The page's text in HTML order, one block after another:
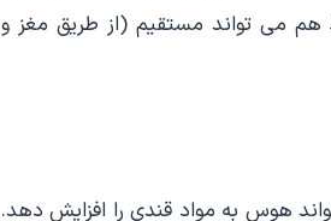
می تواند مستقیم (از طریق مغز و
هوس به مواد قندی را افزایش دهد.